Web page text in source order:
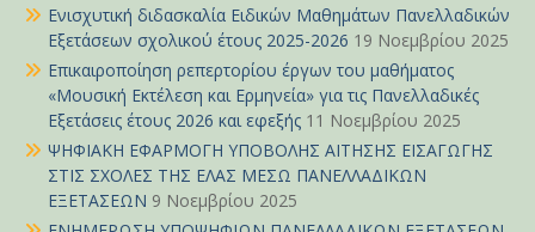
Ενισχυτική διδασκαλία Ειδικών Μαθημάτων Πανελλαδικών
Εξετάσεων σχολικού έτους 2025-2026 19 Νοεμβρίου 2025
Επικαιροποίηση ρεπερτορίου έργων του μαθήματος
«Μουσική Εκτέλεση και Ερμηνεία» για τις Πανελλαδικές
Εξετάσεις έτους 2026 και εφεξής 11 Νοεμβρίου 2025
ΨΗΦΙΑΚΗ ΕΦΑΡΜΟΓΗ ΥΠΟΒΟΛΗΣ ΑΙΤΗΣΗΣ ΕΙΣΑΓΩΓΗΣ
ΣΤΙΣ ΣΧΟΛΕΣ ΤΗΣ ΕΛΑΣ ΜΕΣΩ ΠΑΝΕΛΛΑΔΙΚΩΝ
ΕΞΕΤΑΣΕΩΝ 9 Νοεμβρίου 2025